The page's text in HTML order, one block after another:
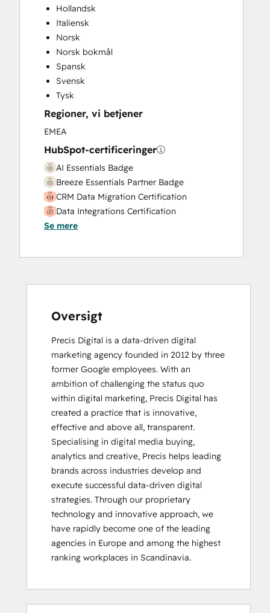
Hollandsk
Italiensk
Norsk
Norsk bokmål
Spansk
Svensk
Tysk
Regioner, vi betjener
EMEA
HubSpot-certificeringer
AI Essentials Badge
Breeze Essentials Partner Badge
CRM Data Migration Certification
Data Integrations Certification
HubSpot Implementation for Partners
Inbound Marketing Optimization
Platform Consulting
RevOps Bootcamp
Sales Management Training: Strategies
for Developing a Successful Modern
Sales Team
Salesforce Integration Certification
Solutions Architecture Foundations
Se mere
Oversigt
Precis Digital is a data-driven digital
marketing agency founded in 2012 by three
former Google employees. With an
ambition of challenging the status quo
within digital marketing, Precis Digital has
created a practice that is innovative,
effective and above all, transparent.
Specialising in digital media buying,
analytics and creative, Precis helps leading
brands across industries develop and
execute successful data-driven digital
strategies. Through our proprietary
technology and innovative approach, we
have rapidly become one of the leading
agencies in Europe and among the highest
ranking workplaces in Scandinavia.